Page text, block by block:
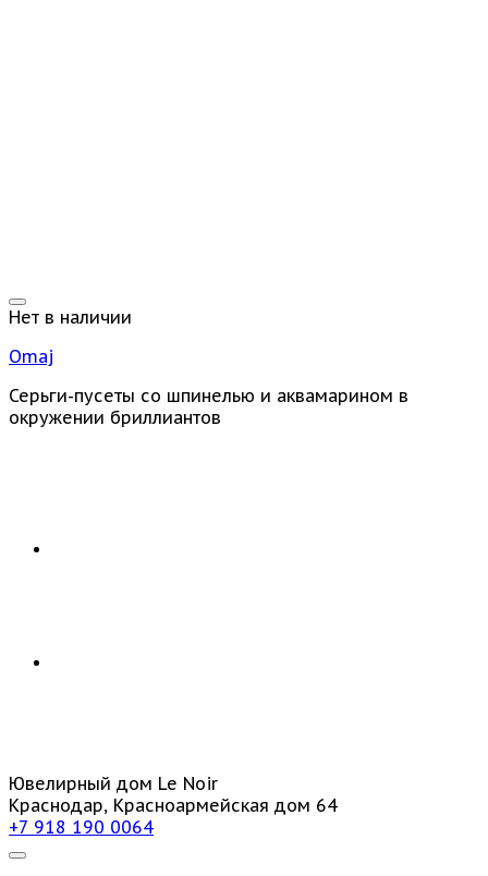
Нет в наличии
Omaj
Серьги-пусеты со шпинелью и аквамарином в
окружении бриллиантов
Ювелирный дом Le Noir
Краснодар, Красноармейская дом 64
+7 918 190 0064